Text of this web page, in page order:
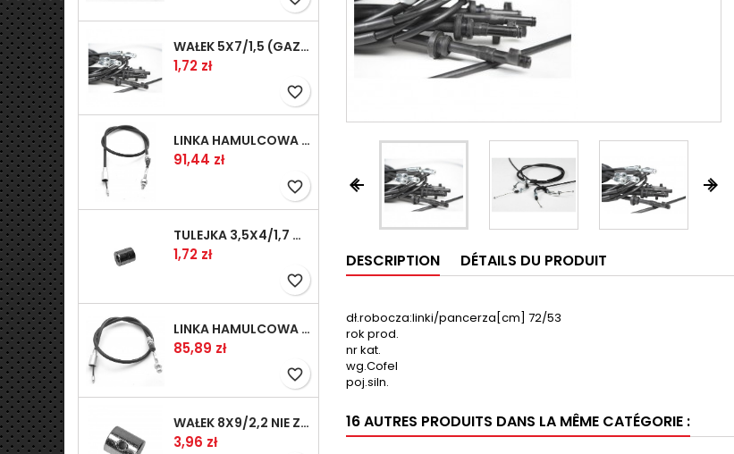
WAŁEK 5X7/1,5 (GAZ WSK)(PR5)
Prix
1,72 zł
favorite_border
LINKA HAMULCOWA PRZYCZEPY KNOTT 1240/1030 33921-1.11S
Prix
91,44 zł
favorite_border
TULEJKA 3,5X4/1,7 GAZÓW -OCYNK
Prix
1,72 zł
favorite_border
LINKA HAMULCOWA PRZYCZEPY KNOTT 1040/830 33921-1.07S
Prix
85,89 zł
favorite_border
WAŁEK 8X9/2,2 NIE ZAMAWIAĆ
Prix
3,96 zł
 
 
DESCRIPTION DÉTAILS DU PRODUIT
dł.robocza:linki/pancerza[cm] 72/53
rok prod.
nr kat.
wg.Cofel
poj.siln.
16 AUTRES PRODUITS DANS LA MÊME CATÉGORIE :